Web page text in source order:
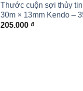
Thước cuộn sợi thủy
30m × 13mm Kendo –
205.000 ₫